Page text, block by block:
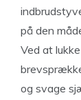
på den
Ved at
og svage